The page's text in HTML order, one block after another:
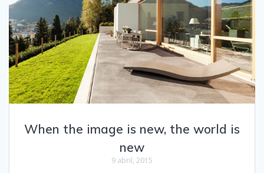
When the image is new, the world is
new
9 abril, 2015